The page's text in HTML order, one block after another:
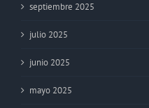
septiembre 2025
julio 2025
junio 2025
mayo 2025